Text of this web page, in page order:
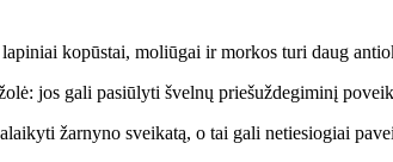
kopūstai, moliūgai ir morkos turi daug
jos gali pasiūlyti švelnų priešuždegiminį
žarnyno sveikatą, o tai gali netiesiogiai